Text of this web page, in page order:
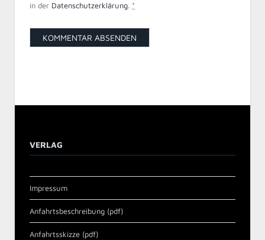
in der Datenschutzerklärung. *
VERLAG
Impressum
Anfahrtsbeschreibung (pdf)
Anfahrtsskizze (pdf)